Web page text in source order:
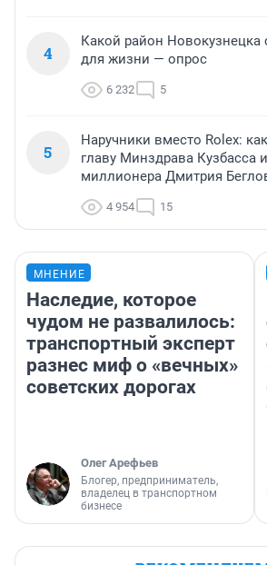
4
Какой район
для жизни — опрос
6 232 5
5
Наручники вместо Rolex:
главу Минздрава Кузбасса
миллионера Дмитрия
4 954 15
МНЕНИЕ
Наследие, которое
чудом не развалилось:
транспортный эксперт
разнес миф о «вечных»
советских дорогах
Олег Арефьев
Блогер, предприниматель,
владелец в транспортном
бизнесе